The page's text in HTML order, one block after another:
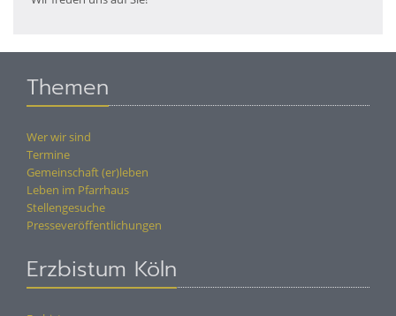
Themen
Wer wir sind
Termine
Gemeinschaft (er)leben
Leben im Pfarrhaus
Stellengesuche
Presseveröffentlichungen
Erzbistum Köln